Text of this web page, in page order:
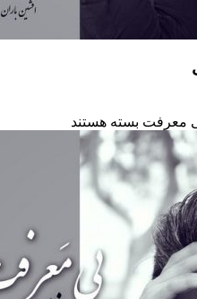
بسته هستند